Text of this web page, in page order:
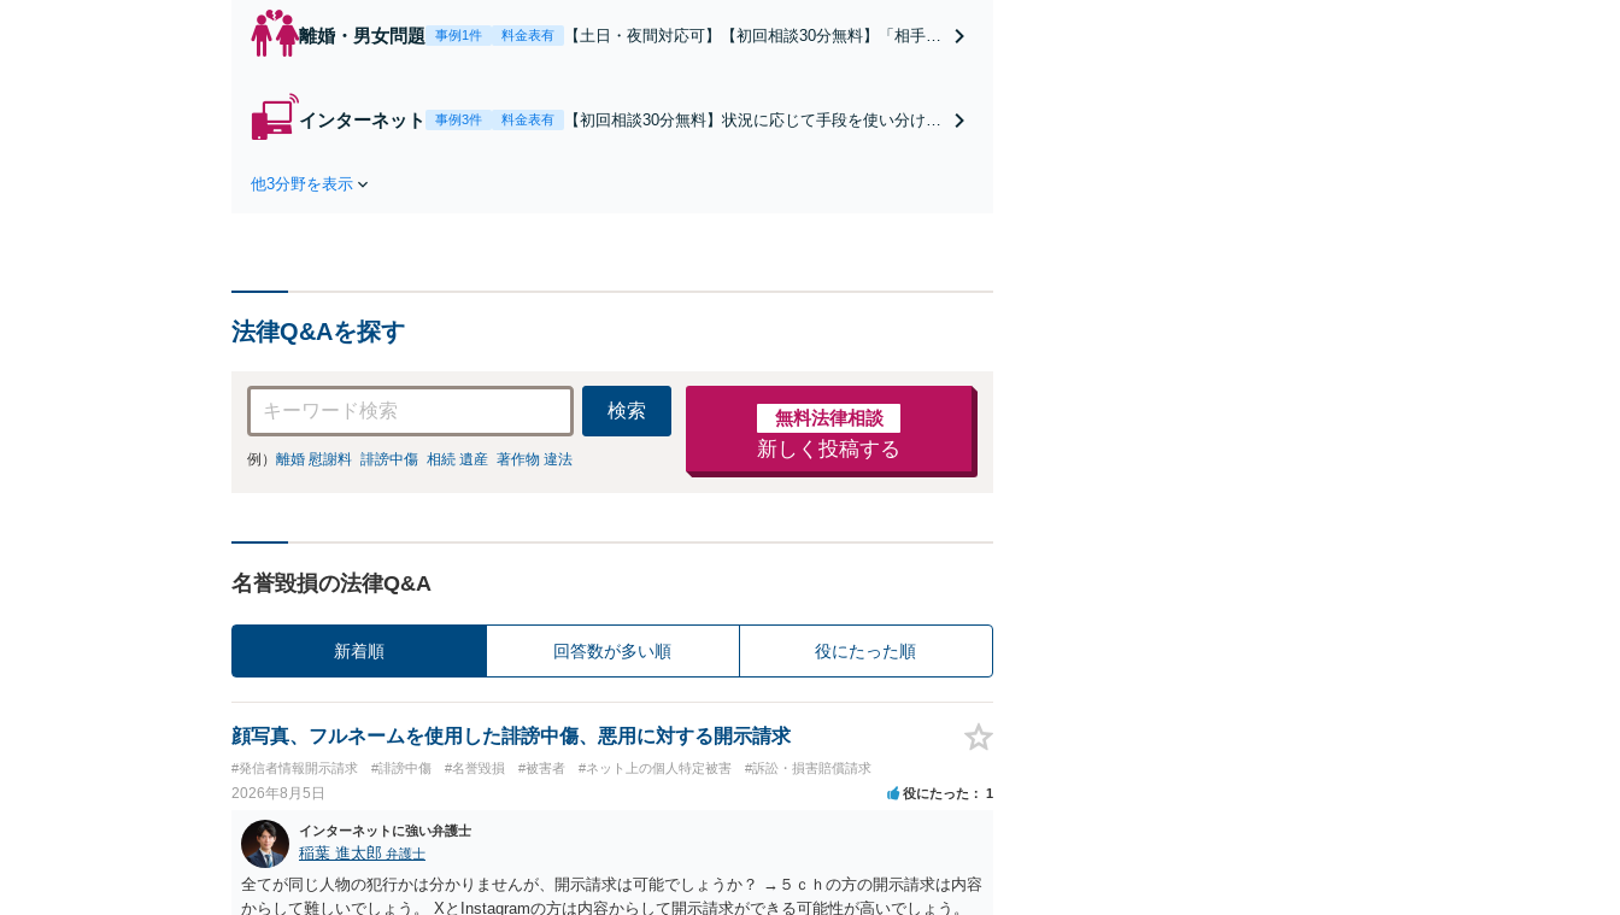
離婚・男女問題 事例1件 料金表有
【土日・夜間対応可】【初回相談30分無料】「相手方
金額アップ／減額交渉も対応可」【完全個室対応】
インターネット 事例3件 料金表有
【初回相談30分無料】状況に応じて手段を使い分け、
他3分野を表示
法律Q&Aを探す
検索
例） 離婚 慰謝料 誹謗中傷 相続 遺産 著作物 違法
無料法律相談
新しく投稿する
名誉毀損の法律Q&A
新着順 回答数が多い順 役にたった順
顔写真、フルネームを使用した誹謗中傷、悪用に対する開示請求
#発信者情報開示請求 #誹謗中傷 #名誉毀損 #被害者 #ネット上の個人特定被害 #訴訟・損害賠償請求
2026年8月5日 役にたった 1
インターネットに強い弁護士
稲葉 進太郎 弁護士
全てが同じ人物の犯行かは分かりませんが、開示請求は可能でしょうか？ →５ｃｈの方の開示請求は内容
からして難しいでしょう。 XとInstagramの方は内容からして開示請求ができる可能性が高いでしょう。